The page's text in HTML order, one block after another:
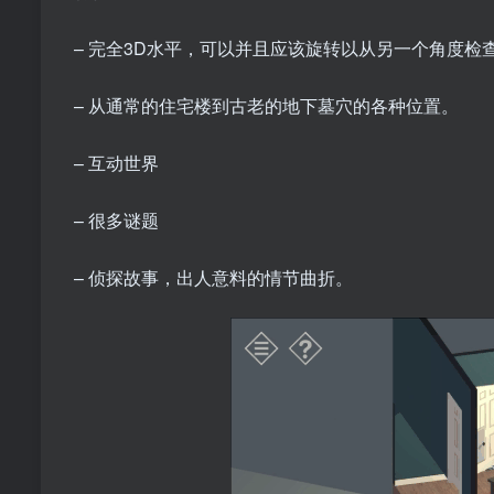
– 完全3D水平，可以并且应该旋转以从另一个角度检
– 从通常的住宅楼到古老的地下墓穴的各种位置。
– 互动世界
– 很多谜题
– 侦探故事，出人意料的情节曲折。